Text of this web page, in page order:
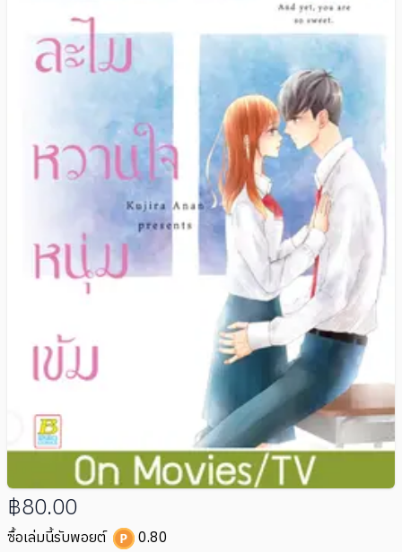
฿80.00
ซื้อเล่มนี้รับพอยต์ 0.80